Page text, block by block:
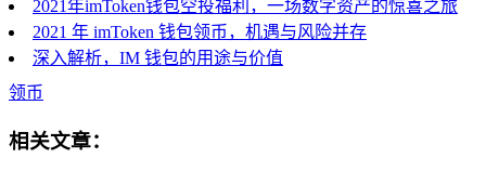
2021年imToken钱包空投福利，一场数字资产的惊喜之旅
2021 年 imToken 钱包领币，机遇与风险并存
深入解析，IM 钱包的用途与价值
领币
相关文章：